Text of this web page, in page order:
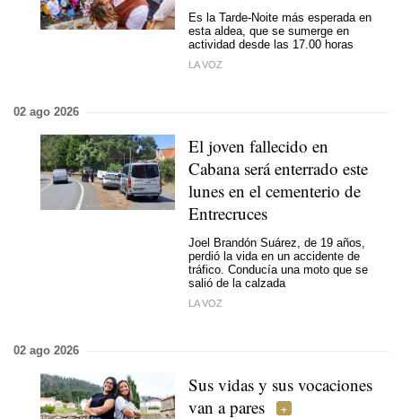
Es la Tarde-Noite más esperada en
esta aldea, que se sumerge en
actividad desde las 17.00 horas
LA VOZ
02 ago 2026
El joven fallecido en
Cabana será enterrado este
lunes en el cementerio de
Entrecruces
Joel Brandón Suárez, de 19 años,
perdió la vida en un accidente de
tráfico. Conducía una moto que se
salió de la calzada
LA VOZ
02 ago 2026
Sus vidas y sus vocaciones
van a pares